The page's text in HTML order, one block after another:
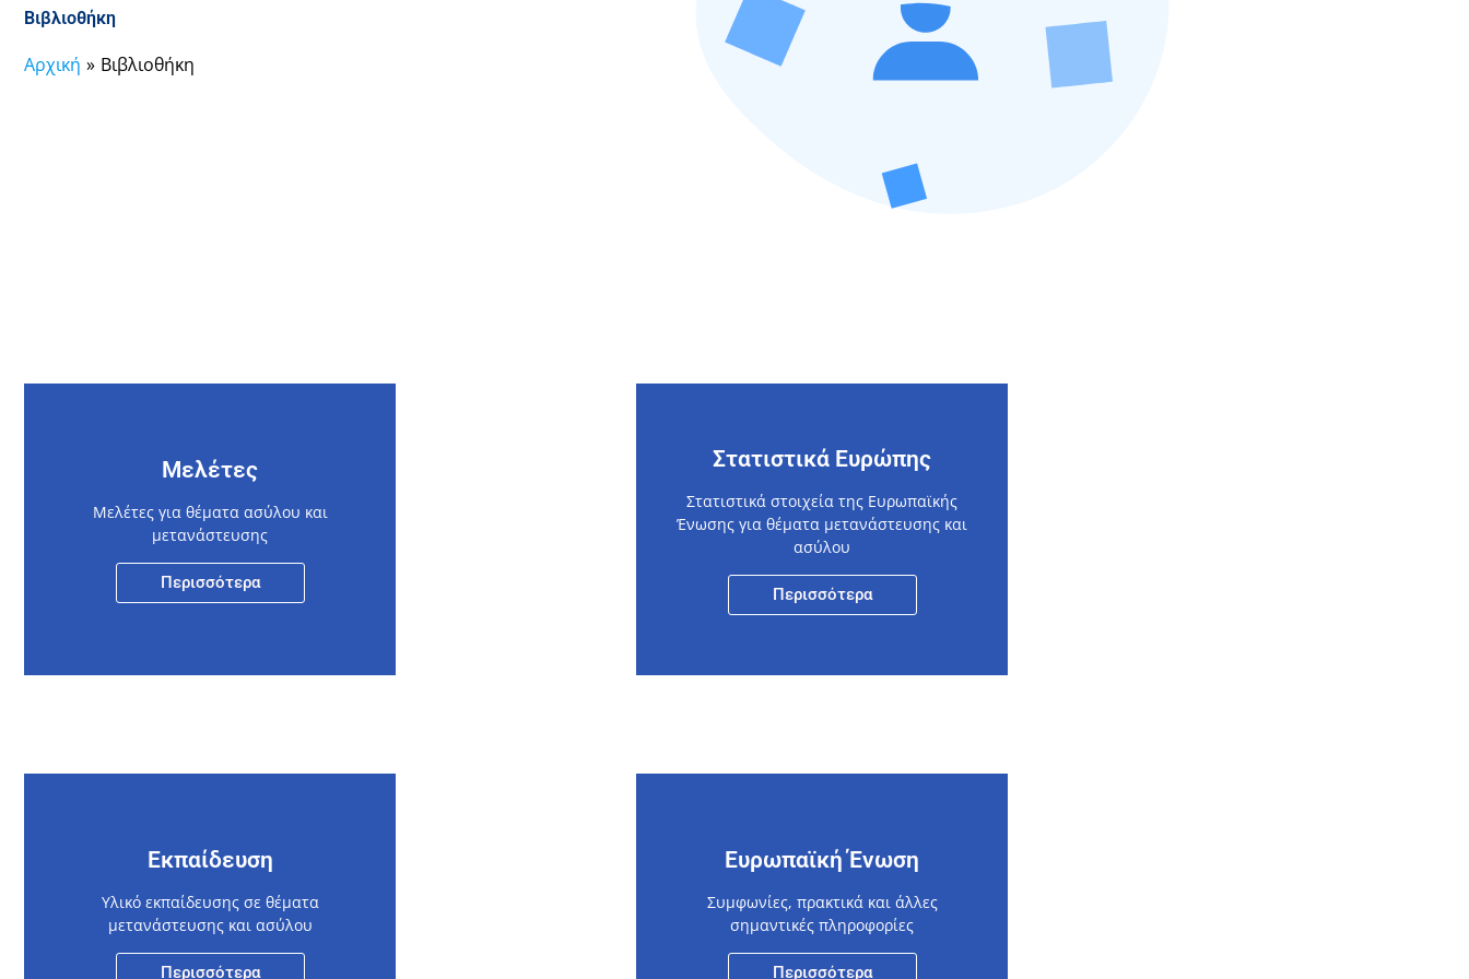
Βιβλιοθήκη
Αρχική Βιβλιοθήκη
Μελέτες
Μελέτες για θέματα ασύλου και
μετανάστευσης
Περισσότερα
Στατιστικά Ευρώπης
Στατιστικά στοιχεία της Ευρωπαϊκής
Ένωσης για θέματα μετανάστευσης και
ασύλου
Περισσότερα
Εκπαίδευση
Υλικό εκπαίδευσης σε θέματα
μετανάστευσης και ασύλου
Περισσότερα
Ευρωπαϊκή Ένωση
Συμφωνίες, πρακτικά και άλλες
σημαντικές πληροφορίες
Περισσότερα